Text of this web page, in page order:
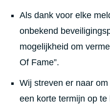
Als dank voor elke
onbekend
mogelijkheid om
Of Fame”.
Wij streven er naar
een korte termijn op te